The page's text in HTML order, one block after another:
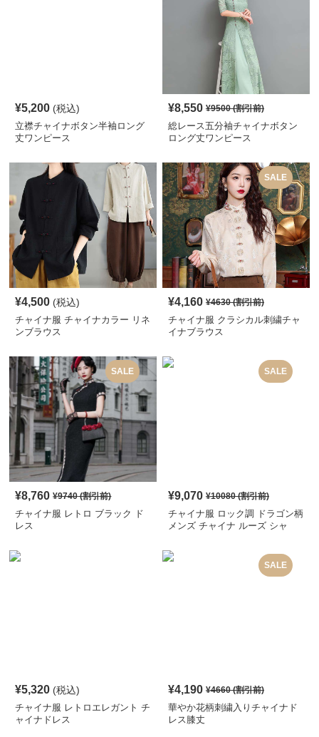
¥5,200 (税込)
立襟チャイナボタン半袖ロング
丈ワンピース
¥8,550 ¥9500(割引前)
総レース五分袖チャイナボタン
ロング丈ワンピース
¥4,500 (税込)
チャイナ服 チャイナカラー リネ
ンブラウス
SALE
¥4,160 ¥4630(割引前)
チャイナ服 クラシカル刺繍チャ
イナブラウス
SALE
¥8,760 ¥9740(割引前)
チャイナ服 レトロ ブラック ド
レス
SALE
¥9,070 ¥10080(割引前)
チャイナ服 ロック調 ドラゴン柄
メンズ チャイナ ルーズ シャ
¥5,320 (税込)
チャイナ服 レトロエレガント チ
ャイナドレス
SALE
¥4,190 ¥4660(割引前)
華やか花柄刺繍入りチャイナド
レス膝丈